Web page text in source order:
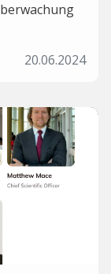
20.06.2024